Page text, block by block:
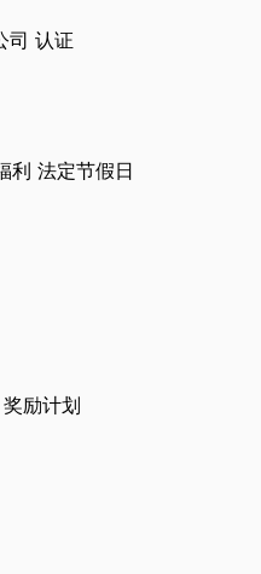
司 认证
利 法定节假日
奖励计划